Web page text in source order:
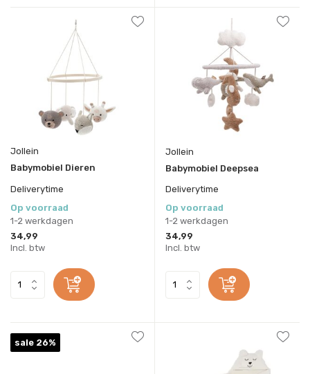
Jollein
Babymobiel Dieren
Deliverytime
Op voorraad
1-2 werkdagen
34,99
Incl. btw
Jollein
Babymobiel Deepsea
Deliverytime
Op voorraad
1-2 werkdagen
34,99
Incl. btw
sale 26%